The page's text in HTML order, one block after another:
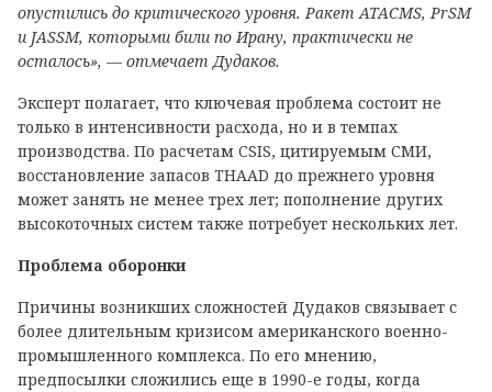
опустились до критического уровня. Ракет ATACMS, PrSM
и JASSM, которыми били по Ирану, практически не
осталось», — отмечает Дудаков.
Эксперт полагает, что ключевая проблема состоит не
только в интенсивности расхода, но и в темпах
производства. По расчетам CSIS, цитируемым СМИ,
восстановление запасов THAAD до прежнего уровня
может занять не менее трех лет; пополнение других
высокоточных систем также потребует нескольких лет.
Проблема оборонки
Причины возникших сложностей Дудаков связывает с
более длительным кризисом американского военно-
промышленного комплекса. По его мнению,
предпосылки сложились еще в 1990-е годы, когда